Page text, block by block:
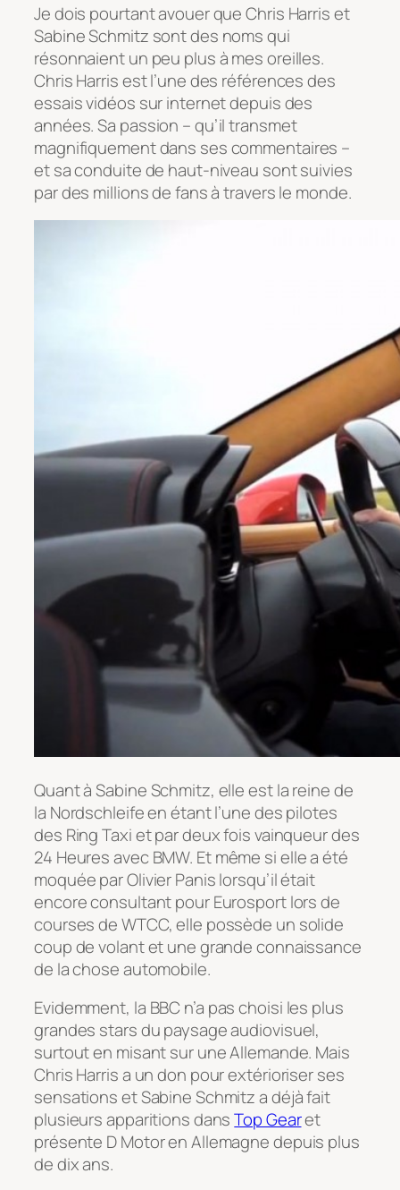
Je dois pourtant avouer que Chris Harris et
Sabine Schmitz sont des noms qui
résonnaient un peu plus à mes oreilles.
Chris Harris est l’une des références des
essais vidéos sur internet depuis des
années. Sa passion – qu’il transmet
magnifiquement dans ses commentaires –
et sa conduite de haut-niveau sont suivies
par des millions de fans à travers le monde.
Quant à Sabine Schmitz, elle est la reine de
la Nordschleife en étant l’une des pilotes
des Ring Taxi et par deux fois vainqueur des
24 Heures avec BMW. Et même si elle a été
moquée par Olivier Panis lorsqu’il était
encore consultant pour Eurosport lors de
courses de WTCC, elle possède un solide
coup de volant et une grande connaissance
de la chose automobile.
Evidemment, la BBC n’a pas choisi les plus
grandes stars du paysage audiovisuel,
surtout en misant sur une Allemande. Mais
Chris Harris a un don pour extérioriser ses
sensations et Sabine Schmitz a déjà fait
plusieurs apparitions dansTop Gearet
présente D Motor en Allemagne depuis plus
de dix ans.